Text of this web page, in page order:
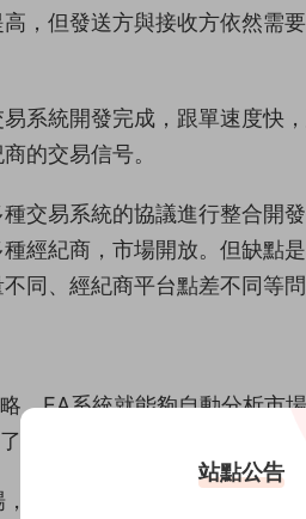
，但發送方與接收方依然需
系統開發完成，跟單速度快
的交易信号。
交易系統的協議進行整合開
經紀商，市場開放。但缺點
同、經紀商平台點差不同等問
，EA系統就能夠自動分析市
交易的效率和準确性。
快速響應市場變化，有助于
站點公告